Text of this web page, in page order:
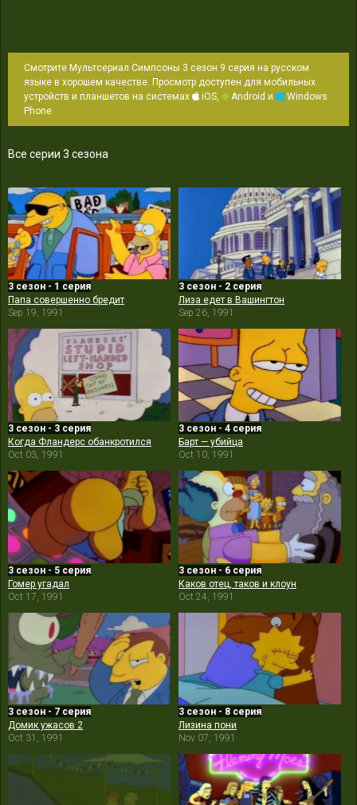
Смотрите Мультсериал Симпсоны 3 сезон 9 серия на русском
языке в хорошем качестве. Просмотр доступен для мобильных
устройств и планшетов на системах
iOS, Android и
Windows
Phone
Все серии 3 сезона
3 сезон - 1 серия
Папа совершенно бредит
Sep 19, 1991
3 сезон - 2 серия
Лиза едет в Вашингтон
Sep 26, 1991
3 сезон - 3 серия
Когда Фландерс обанкротился
Oct 03, 1991
3 сезон - 4 серия
Барт — убийца
Oct 10, 1991
3 сезон - 5 серия
Гомер угадал
Oct 17, 1991
3 сезон - 6 серия
Каков отец, таков и клоун
Oct 24, 1991
3 сезон - 7 серия
Домик ужасов 2
Oct 31, 1991
3 сезон - 8 серия
Лизина пони
Nov 07, 1991